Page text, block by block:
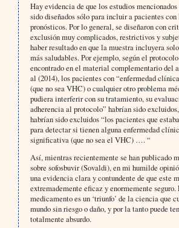
Hay evidencia de que los estudios
sido diseñados sólo para incluir a pacientes
pronósticos. Por lo general, se diseñaron con
exclusión muy complicados, restrictivos y
haber resultado en que la muestra incluyera
más saludables. Por ejemplo, según el
encontrado en el material complementario del
al (2014), los pacientes con “enfermedad
(que no sea VHC) o cualquier otro problema
pudiera interferir con su tratamiento, su
adherencia al protocolo” habrían sido
habrían sido excluidos “los pacientes que
para detectar si tienen alguna enfermedad
significativa (que no sea el VHC) …. “
Así, mientras recientemente se han publicado
sobre sofosbuvir (Sovaldi), en mi humilde
una evidencia clara y contundente de que este
extremademente eficaz y enormemente seguro.
medicamento es un ‘triunfo’ de la ciencia que
mundo sin riesgo o daño, y por la tanto puede
totalmente absurdo.